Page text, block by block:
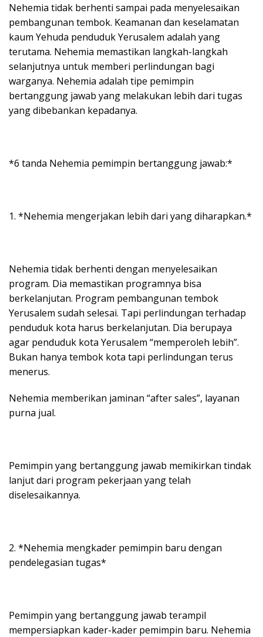
Nehemia tidak berhenti sampai pada menyelesaikan
pembangunan tembok. Keamanan dan keselamatan
kaum Yehuda penduduk Yerusalem adalah yang
terutama. Nehemia memastikan langkah-langkah
selanjutnya untuk memberi perlindungan bagi
warganya. Nehemia adalah tipe pemimpin
bertanggung jawab yang melakukan lebih dari tugas
yang dibebankan kepadanya.
*6 tanda Nehemia pemimpin bertanggung jawab:*
1. *Nehemia mengerjakan lebih dari yang diharapkan.*
Nehemia tidak berhenti dengan menyelesaikan
program. Dia memastikan programnya bisa
berkelanjutan. Program pembangunan tembok
Yerusalem sudah selesai. Tapi perlindungan terhadap
penduduk kota harus berkelanjutan. Dia berupaya
agar penduduk kota Yerusalem “memperoleh lebih”.
Bukan hanya tembok kota tapi perlindungan terus
menerus.
Nehemia memberikan jaminan “after sales”, layanan
purna jual.
Pemimpin yang bertanggung jawab memikirkan tindak
lanjut dari program pekerjaan yang telah
diselesaikannya.
2. *Nehemia mengkader pemimpin baru dengan
pendelegasian tugas*
Pemimpin yang bertanggung jawab terampil
mempersiapkan kader-kader pemimpin baru. Nehemia